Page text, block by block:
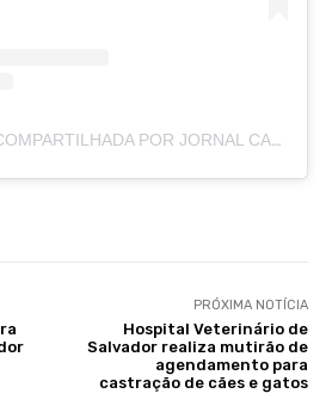
UMA PUBLICAÇÃO COMPARTILHADA POR JORNAL CAJAZEIRAS (@JORNALCAJAZEIRAS)
PRÓXIMA NOTÍCIA
Hospital Veterinário de
Salvador realiza mutirão de
agendamento para
castração de cães e gatos